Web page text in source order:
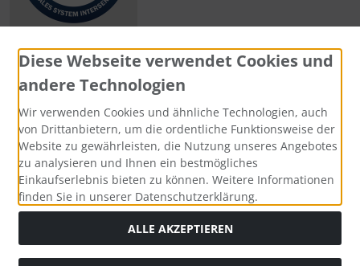
Zahlungsmethoden
Social Media
Diese Webseite verwendet Cookies und
andere Technologien
Wir verwenden Cookies und ähnliche Technologien, auch
von Drittanbietern, um die ordentliche Funktionsweise der
Website zu gewährleisten, die Nutzung unseres Angebotes
zu analysieren und Ihnen ein bestmögliches
Einkaufserlebnis bieten zu können. Weitere Informationen
finden Sie in unserer Datenschutzerklärung.
ALLE AKZEPTIEREN